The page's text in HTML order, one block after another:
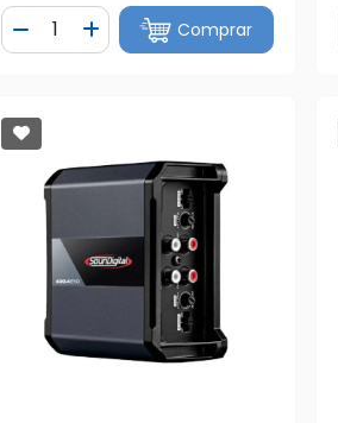
Diminuir Quantidade
Quantidade
Adicionar Quantidade
Comprar